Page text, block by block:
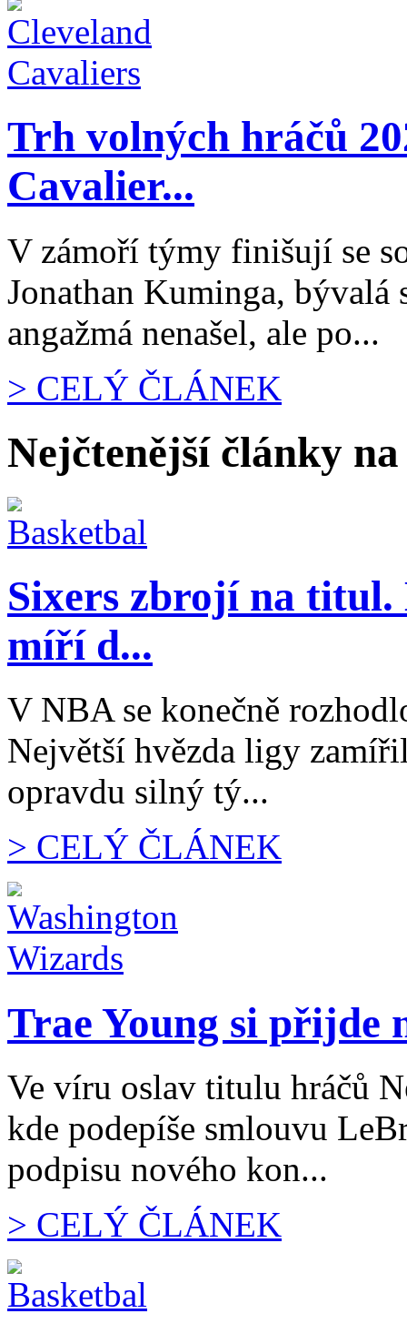
Trh volných hráčů
Cavalier...
V zámoří týmy finišují se
Jonathan Kuminga, bývalá
angažmá nenašel, ale po...
> CELÝ ČLÁNEK
Nejčtenější články
Sixers zbrojí na
míří d...
V NBA se konečně
Největší hvězda ligy
opravdu silný tý...
> CELÝ ČLÁNEK
Trae Young si přijde
Ve víru oslav titulu hráčů
kde podepíše smlouvu
podpisu nového kon...
> CELÝ ČLÁNEK